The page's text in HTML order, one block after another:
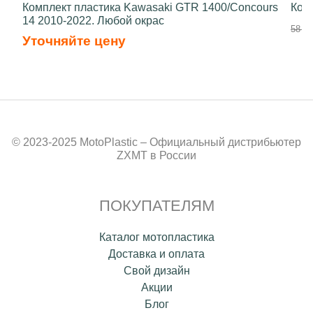
Комплект пластика Kawasaki GTR 1400/Concours
14 2010-2022. Любой окрас
Уточняйте цену
58
© 2023-2025 MotoPlastic – Официальный дистрибьютер
ZXMT в России
ПОКУПАТЕЛЯМ
Каталог мотопластика
Доставка и оплата
Свой дизайн
Акции
Блог